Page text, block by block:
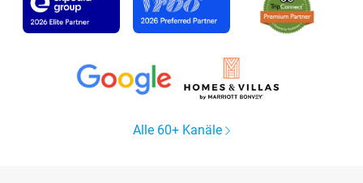
Alle 60+ Kanäle